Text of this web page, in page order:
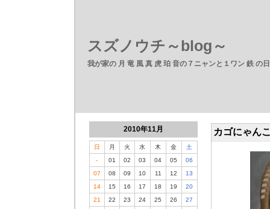
スズノウチ～blog～
我が家の 月 竜 風 真 虎 珀 音の７ニャンと１ワン 鉄 の
2010年11月
日 月 火 水 木 金
土
-
01 02 03 04 05
06
07
08 09 10 11 12
13
14
15 16 17 18 19
20
21
22 23 24 25 26
27
カゴにゃん